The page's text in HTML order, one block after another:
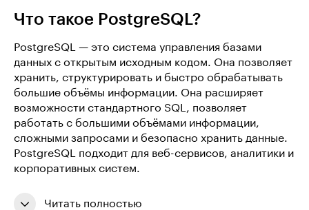
Что такое PostgreSQL?
PostgreSQL — это система управления базами
данных с открытым исходным кодом. Она позволяет
хранить, структурировать и быстро обрабатывать
большие объёмы информации. Она расширяет
возможности стандартного SQL, позволяет
работать с большими объёмами информации,
сложными запросами и безопасно хранить данные.
PostgreSQL подходит для веб-сервисов, аналитики и
корпоративных систем.
Читать полностью